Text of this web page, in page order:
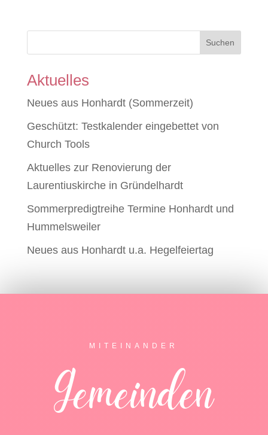
Suchen
Aktuelles
Neues aus Honhardt (Sommerzeit)
Geschützt: Testkalender eingebettet von
Church Tools
Aktuelles zur Renovierung der
Laurentiuskirche in Gründelhardt
Sommerpredigtreihe Termine Honhardt und
Hummelsweiler
Neues aus Honhardt u.a. Hegelfeiertag
MITEINANDER
Gemeinden